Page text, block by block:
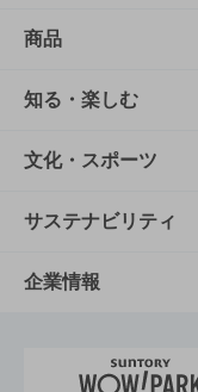
商品
商品TOP
商品一覧
商品発売情報
栄養成分一覧
知る・楽しむ
知る・楽しむTOP
キャンペーン
工場見学
文化・スポーツ
文化・スポーツ
サントリーホール
サステナビリティ
サステナビリティ
企業情報